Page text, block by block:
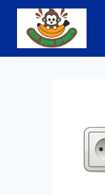
Zum
Inhalt
springen